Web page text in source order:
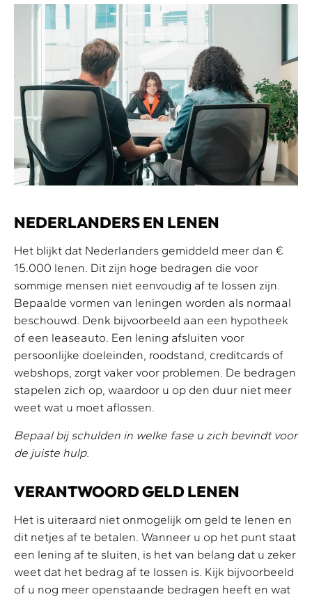
NEDERLANDERS EN LENEN
Het blijkt dat Nederlanders gemiddeld meer dan €
15.000 lenen. Dit zijn hoge bedragen die voor
sommige mensen niet eenvoudig af te lossen zijn.
Bepaalde vormen van leningen worden als normaal
beschouwd. Denk bijvoorbeeld aan een hypotheek
of een leaseauto. Een lening afsluiten voor
persoonlijke doeleinden, roodstand, creditcards of
webshops, zorgt vaker voor problemen. De bedragen
stapelen zich op, waardoor u op den duur niet meer
weet wat u moet aflossen.
Bepaal bij schulden in welke fase u zich bevindt voor
de juiste hulp.
VERANTWOORD GELD LENEN
Het is uiteraard niet onmogelijk om geld te lenen en
dit netjes af te betalen. Wanneer u op het punt staat
een lening af te sluiten, is het van belang dat u zeker
weet dat het bedrag af te lossen is. Kijk bijvoorbeeld
of u nog meer openstaande bedragen heeft en wat